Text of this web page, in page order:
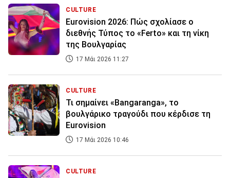
CULTURE
Eurovision 2026: Πώς σχολίασε ο
διεθνής Τύπος το «Ferto» και τη νίκη
της Βουλγαρίας
17 Μάι 2026 11:27
CULTURE
Τι σημαίνει «Bangaranga», το
βουλγάρικο τραγούδι που κέρδισε τη
Eurovision
17 Μάι 2026 10:46
CULTURE